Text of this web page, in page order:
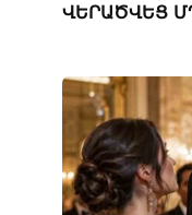
ՎԵՐԱԾՎԵՑ